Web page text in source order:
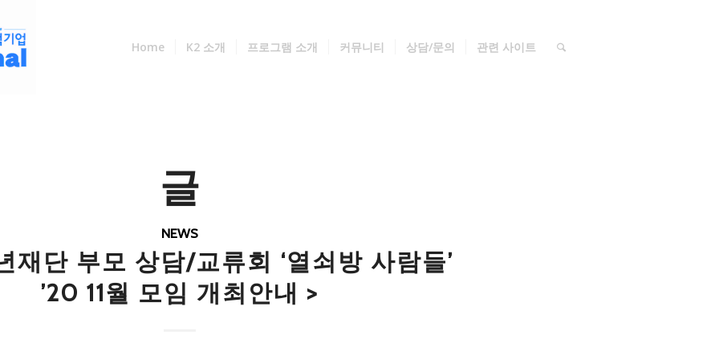
Home K2 소개 프로그램 소개 커뮤니티 상담/문의 관련 사이트
글
NEWS
재단 부모 상담/교류회 ‘열쇠방 사람들’
’20 11월 모임 개최안내 >